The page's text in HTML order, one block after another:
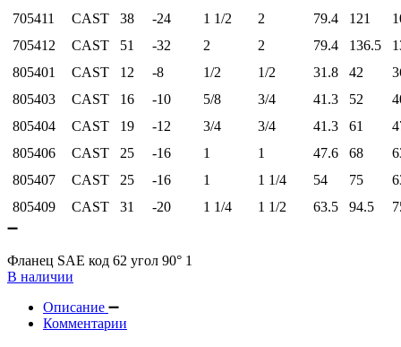
705411
CAST 38 -24 1 1/2 2 79.4 121
705412
CAST 51 -32 2 2 79.4 136.5
805401
CAST 12 -8 1/2 1/2 31.8 42
805403
CAST 16 -10 5/8 3/4 41.3 52
805404
CAST 19 -12 3/4 3/4 41.3 61
805406
CAST 25 -16 1 1 47.6 68
805407
CAST 25 -16 1 1 1/4 54 75
805409
CAST 31 -20 1 1/4 1 1/2 63.5 94.5
Фланец SAE код 62 угол 90° 1
В наличии
Описание
Комментарии